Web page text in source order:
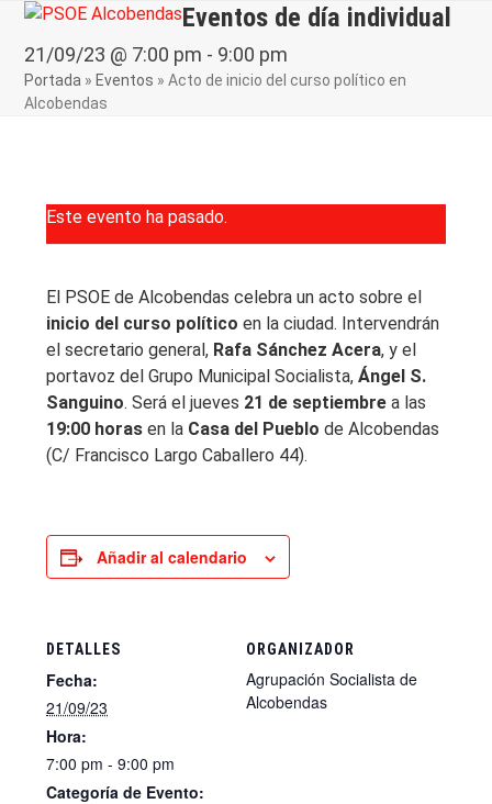
Skip
content
Open
mobile
menu
Close
mobile
menu
Eventos de día individual
21/09/23 @ 7:00 pm - 9:00 pm
Portada » Eventos »Acto de inicio del curso político en
Alcobendas
Este evento ha pasado.
El PSOE de Alcobendas celebra un acto sobre el
inicio del curso político en la ciudad. Intervendrán
el secretario general, Rafa Sánchez Acera, y el
portavoz del Grupo Municipal Socialista,Ángel S.
Sanguino. Será el jueves 21 de septiembre a las
19:00 horas en la Casa del Pueblo de Alcobendas
(C/ Francisco Largo Caballero 44).
Añadir al calendario
DETALLES
Fecha:
21/09/23
Hora:
7:00 pm - 9:00 pm
Categoría de Evento:
ORGANIZADOR
Agrupación Socialista de
Alcobendas